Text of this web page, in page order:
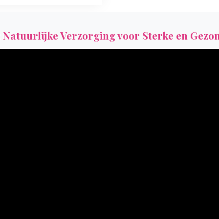
Verzorging voor Sterke en